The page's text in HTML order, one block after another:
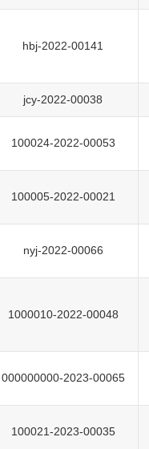
hbj-2022-00141
jcy-2022-00038
100024-2022-00053
100005-2022-00021
nyj-2022-00066
1000010-2022-00048
000000000-2023-00065
100021-2023-00035